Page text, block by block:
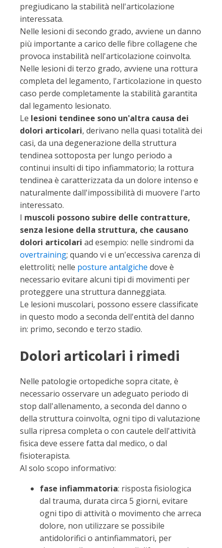
pregiudicano la stabilità nell'articolazione
interessata.
Nelle lesioni di secondo grado, avviene un danno
più importante a carico delle fibre collagene che
provoca instabilità nell'articolazione coinvolta.
Nelle lesioni di terzo grado, avviene una rottura
completa del legamento, l'articolazione in questo
caso perde completamente la stabilità garantita
dal legamento lesionato.
Le lesioni tendinee sono un'altra causa dei
dolori articolari, derivano nella quasi totalità dei
casi, da una degenerazione della struttura
tendinea sottoposta per lungo periodo a
continui insulti di tipo infiammatorio; la rottura
tendinea è caratterizzata da un dolore intenso e
naturalmente dall'impossibilità di muovere l'arto
interessato.
I muscoli possono subire delle contratture,
senza lesione della struttura, che causano
dolori articolari ad esempio: nelle sindromi da
overtraining; quando vi e un'eccessiva carenza di
elettroliti; nelle posture antalgiche dove è
necessario evitare alcuni tipi di movimenti per
proteggere una struttura danneggiata.
Le lesioni muscolari, possono essere classificate
in questo modo a seconda dell'entità del danno
in: primo, secondo e terzo stadio.
Dolori articolari i rimedi
Nelle patologie ortopediche sopra citate, è
necessario osservare un adeguato periodo di
stop dall'allenamento, a seconda del danno o
della struttura coinvolta, ogni tipo di valutazione
sulla ripresa completa o con cautele dell'attività
fisica deve essere fatta dal medico, o dal
fisioterapista.
Al solo scopo informativo:
fase infiammatoria: risposta fisiologica
dal trauma, durata circa 5 giorni, evitare
ogni tipo di attività o movimento che arreca
dolore, non utilizzare se possibile
antidolorifici o antinfiammatori, per